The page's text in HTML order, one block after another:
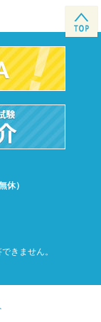
休）
きません。